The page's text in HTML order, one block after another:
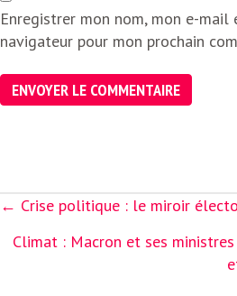
Enregistrer mon nom, mon e-
navigateur pour mon prochain
Posts
← Crise politique : le miroir
Climat : Macron et ses